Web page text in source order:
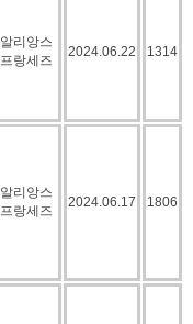
알리앙스
프랑세즈
2024.06.22 1314
알리앙스
프랑세즈
2024.06.17 1806